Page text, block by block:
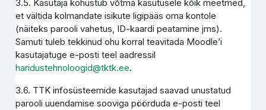
3.5. Kasutaja kohustub võtma kasutusele kõik meetmed,
et vältida kolmandate isikute ligipääs oma kontole
(näiteks parooli vahetus, ID-kaardi peatamine jms).
Samuti tuleb tekkinud ohu korral teavitada Moodle’i
kasutajatuge e-posti teel aadressil
haridustehnoloogid@tktk.ee.
3.6. TTK infosüsteemide kasutajad saavad unustatud
parooli uuendamise sooviga pöörduda e-posti teel